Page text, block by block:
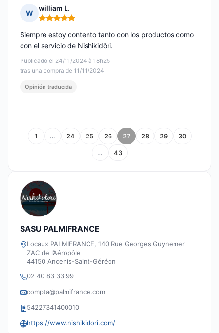
W
william L.
Nota: 5 de 5
Publicado el 24/11/2024 à 18h25
tras una compra de 11/11/2024
Siempre estoy contento tanto con los productos como
con el servicio de Nishikidôri.
Opinión traducida
1 … 24 25 26 27 28 29 30
… 43
SASU PALMIFRANCE
Locaux PALMIFRANCE, 140 Rue Georges Guynemer
ZAC de l’Aéropôle
44150 Ancenis-Saint-Géréon
02 40 83 33 99
compta@palmifrance.com
54227341400010
https://www.nishikidori.com/